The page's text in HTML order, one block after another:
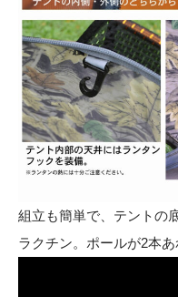
組立も簡単で、テントの
ラクチン。ポールが2本